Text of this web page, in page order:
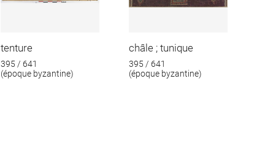
tenture
395 / 641
(époque byzantine)
châle ; tunique
395 / 641
(époque byzantine)